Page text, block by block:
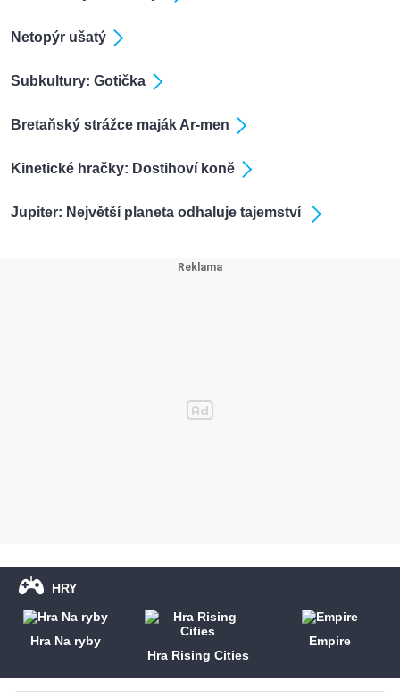
Netopýr ušatý
Subkultury: Gotička
Bretaňský strážce maják Ar-men
Kinetické hračky: Dostihoví koně
Jupiter: Největší planeta odhaluje tajemství
HRY
Hra Na ryby
Hra Rising Cities
Empire